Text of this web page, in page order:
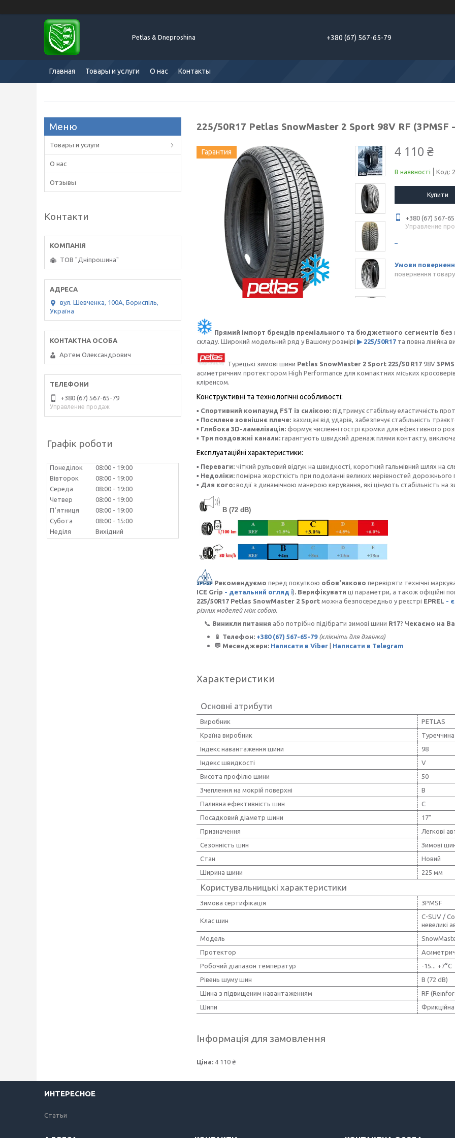
Petlas & Dneproshina +380 (67) 567-65-79
Главная Товары и услуги О нас Контакты
225/50R17 Petlas SnowMaster 2 Sport 98V RF (3PMSF
Гарантия 4 110 ₴
В наявності Код:
Купити
+380 (67) 567-
Управление
повернення
Прямий імпорт брендів преміального та бюджетного сегментів без
складу. Широкий модельний ряд у Вашому розмірі ▶ 225/50R17 та повна лінійка
Турецькі зимові шини Petlas SnowMaster 2 Sport 225/50 R17 98V
асиметричним протектором High Performance для компактних міських
кліренсом.
Конструктивні та технологічні особливості:
▪ Спортивний компаунд FST із силікою: підтримує стабільну еластичність
▪ Посилене зовнішнє плече: захищає від ударів, забезпечує стабільність
▪ Глибока 3D-ламелізація: формує численні гострі кромки для ефективного
▪ Три поздовжні канали: гарантують швидкий дренаж плями контакту,
Експлуатаційні характеристики:
▪ Переваги: чіткий рульовий відгук на швидкості, короткий гальмівний шлях на
▪ Недоліки: помірна жорсткість при подоланні великих нерівностей дорожнього
▪ Для кого: водії з динамічною манерою керування, які цінують стабільність
B (72 dB)
Рекомендуємо перед покупкою обов'язково перевіряти технічні
ICE Grip - детальний огляд ℹ️). Верифікувати ці параметри, а також офіційні
225/50R17 Petlas SnowMaster 2 Sport можна безпосередньо у реєстрі EPREL -
різних моделей між собою.
📞 Виникли питання або потрібно підібрати зимові шини R17? Чекаємо на
📱 Телефон: +380 (67) 567-65-79 (клікніть для дзвінка)
💬 Месенджери: Написати в Viber Написати в Telegram
Характеристики
Основні атрибути
Виробник
PETLAS
Країна виробник
Туреччина
Індекс навантаження шини
98
Індекс швидкості
V
Висота профілю шини
50
Зчеплення на мокрій поверхні
B
Паливна ефективність шин
C
Посадковий діаметр шини
17"
Призначення
Легкові
Сезонність шин
Зимові
Стан
Новий
Ширина шини
225 мм
Користувальницькі характеристики
Зимова сертифікація 3PMSF
Клас шин
C-SUV /
невеликі
Мoдель
Протектор
Робочий діапазон температур
-15... +7°C
Рівень шуму шин
B (72 dB)
Шина з підвищеним навантаженням
RF
Шипи
Інформація для замовлення
Ціна: 4 110 ₴
Товары и услуги
О нас
Отзывы
Контакти
ТОВ "Дніпрошина"
вул. Шевченка, 100А, Бориспіль,
Україна
Артем Олександрович
+380 (67) 567-65-79
Управление продаж
Графік роботи
Понеділок 08:00
19:00
Вівторок
08:00
19:00
Середа
08:00
19:00
Четвер
08:00
19:00
Пʼятниця
08:00
19:00
Субота
08:00
15:00
Неділя
Вихідний
ИНТЕРЕСНОЕ
Статьи